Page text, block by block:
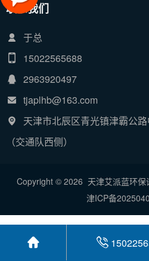
联系我们
于总
15022565688
2963920497
tjaplhb@163.com
天津市北辰区青光镇津霸公
（交通队西侧）
Copyright © 2026 天津艾派蓝环
津ICP备